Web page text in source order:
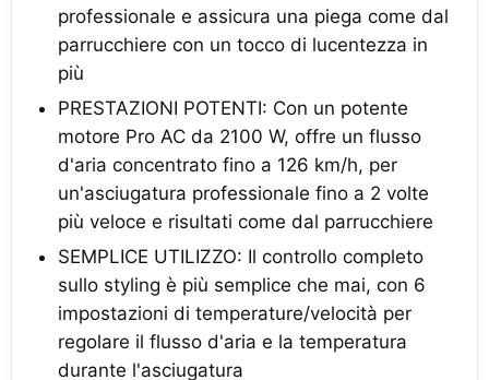
professionale e assicura una piega come dal
parrucchiere con un tocco di lucentezza in
più
PRESTAZIONI POTENTI: Con un potente
motore Pro AC da 2100 W, offre un flusso
d'aria concentrato fino a 126 km/h, per
un'asciugatura professionale fino a 2 volte
più veloce e risultati come dal parrucchiere
SEMPLICE UTILIZZO: Il controllo completo
sullo styling è più semplice che mai, con 6
impostazioni di temperature/velocità per
regolare il flusso d'aria e la temperatura
durante l'asciugatura